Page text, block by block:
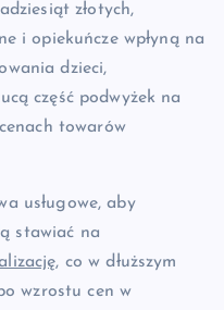
złotych,
i opiekuńcze wpłyną na
dzieci,
część podwyżek na
towarów
usługowe, aby
stawiać na
, co w dłuższym
wzrostu cen w